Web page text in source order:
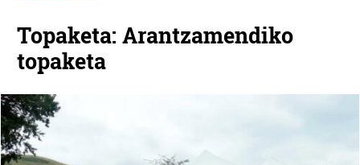
Topaketa: Arantzamendiko
topaketa